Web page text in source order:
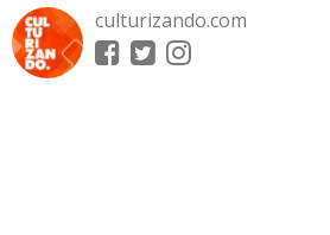
culturizando.com